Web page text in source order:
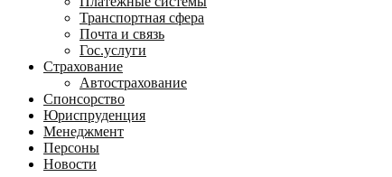
Транспортная сфера
Почта и связь
Гос.услуги
Страхование
Автострахование
Спонсорство
Юриспруденция
Менеджмент
Персоны
Новости